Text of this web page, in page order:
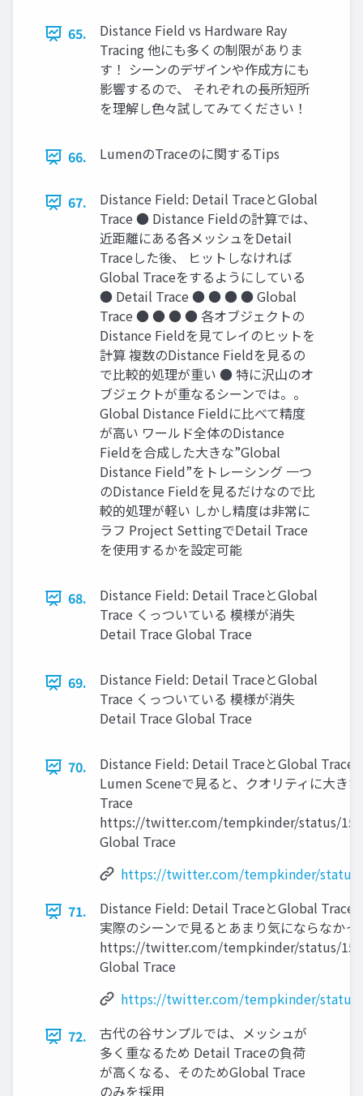
65.
Distance Field vs Hardware Ray
Tracing 他にも多くの制限がありま
す！ シーンのデザインや作成方にも
影響するので、 それぞれの長所短所
を理解し色々試してみてください！
66. LumenのTraceのに関するTips
67.
Distance Field: Detail TraceとGlobal
Trace ● Distance Fieldの計算では、
近距離にある各メッシュをDetail
Traceした後、 ヒットしなければ
Global Traceをするようにしている
● Detail Trace ● ● ● ● Global
Trace ● ● ● ● 各オブジェクトの
Distance Fieldを見てレイのヒットを
計算 複数のDistance Fieldを見るの
で比較的処理が重い ● 特に沢山のオ
ブジェクトが重なるシーンでは。。
Global Distance Fieldに比べて精度
が高い ワールド全体のDistance
Fieldを合成した大きな”Global
Distance Field”をトレーシング 一つ
のDistance Fieldを見るだけなので比
較的処理が軽い しかし精度は非常に
ラフ Project SettingでDetail Trace
を使用するかを設定可能
68.
Distance Field: Detail TraceとGlobal
Trace くっついている 模様が消失
Detail Trace Global Trace
69.
Distance Field: Detail TraceとGlobal
Trace くっついている 模様が消失
Detail Trace Global Trace
70.
Distance Field: Detail TraceとGlobal Trace
Lumen Sceneで見ると、クオリティに大き
Trace
https://twitter.com/tempkinder/status/
Global Trace
https://twitter.com/tempkinder/status/
71.
Distance Field: Detail TraceとGlobal Trace
実際のシーンで見るとあまり気にならなか
https://twitter.com/tempkinder/status/
Global Trace
https://twitter.com/tempkinder/status/
72.
古代の谷サンプルでは、メッシュが
多く重なるため Detail Traceの負荷
が高くなる、そのためGlobal Trace
のみを採用